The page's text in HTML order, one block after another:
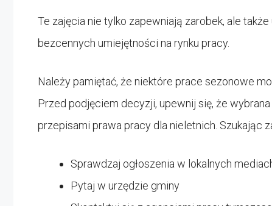
Te zajęcia nie tylko zapewniają zarobek, ale
bezcennych umiejętności na rynku pracy.
Należy pamiętać, że niektóre prace sezonowe
Przed podjęciem decyzji, upewnij się, że
przepisami prawa pracy dla nieletnich. Szukając
Sprawdzaj ogłoszenia w lokalnych
Pytaj w urzędzie gminy